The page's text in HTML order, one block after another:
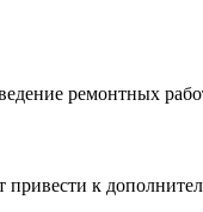
ремонтных
к